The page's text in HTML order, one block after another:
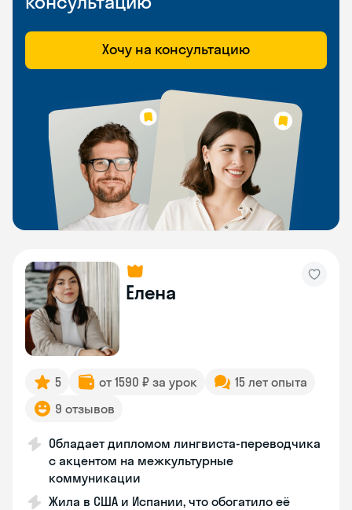
Хочу на консультацию
Елена
5 от 1590 ₽ за урок
15 лет опыта
9 отзывов
Обладает дипломом лингвиста-переводчика
с акцентом на межкультурные
коммуникации
Жила в США и Испании, что обогатило её